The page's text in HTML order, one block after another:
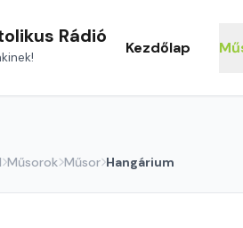
Rádió
Kezdőlap
Műsorok Műsor Hangárium